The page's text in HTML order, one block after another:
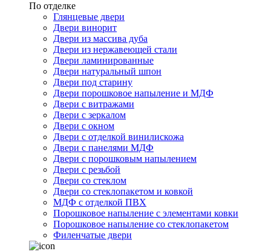
По отделке
Глянцевые двери
Двери винорит
Двери из массива дуба
Двери из нержавеющей стали
Двери ламинированные
Двери натуральный шпон
Двери под старину
Двери порошковое напыление и МДФ
Двери с витражами
Двери с зеркалом
Двери с окном
Двери с отделкой винилискожа
Двери с панелями МДФ
Двери с порошковым напылением
Двери с резьбой
Двери со стеклом
Двери со стеклопакетом и ковкой
МДФ с отделкой ПВХ
Порошковое напыление с элементами ковки
Порошковое напыление со стеклопакетом
Филенчатые двери